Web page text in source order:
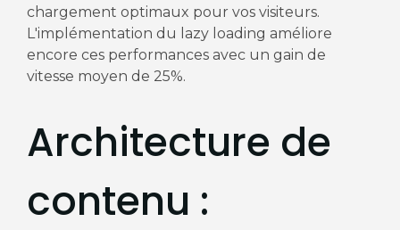
chargement optimaux pour vos visiteurs.
L'implémentation du lazy loading améliore
encore ces performances avec un gain de
vitesse moyen de 25%.
Architecture de
contenu :